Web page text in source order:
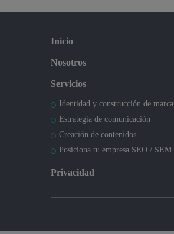
Inicio
Nosotros
Servicios
Identidad y construcción de marca
Estrategia de comunicación
Creación de contenidos
Posiciona tu empresa SEO / SEM
Privacidad